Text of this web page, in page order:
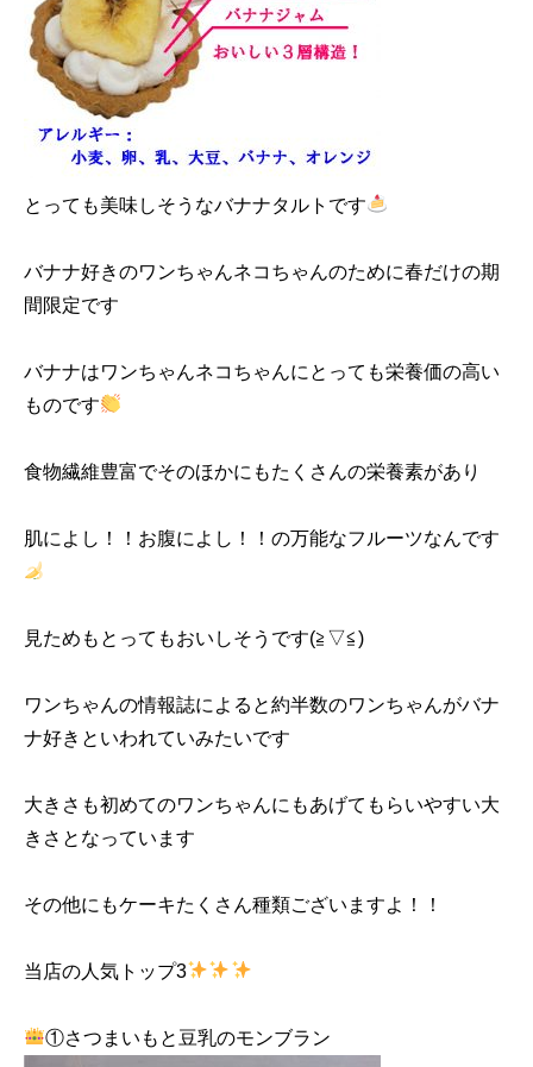
とっても美味しそうなバナナタルトです
バナナ好きのワンちゃんネコちゃんのために春だけの期
間限定です
バナナはワンちゃんネコちゃんにとっても栄養価の高い
ものです
食物繊維豊富でそのほかにもたくさんの栄養素があり
肌によし！！お腹によし！！の万能なフルーツなんです
見ためもとってもおいしそうです(≧▽≦)
ワンちゃんの情報誌によると約半数のワンちゃんがバナ
ナ好きといわれていみたいです
大きさも初めてのワンちゃんにもあげてもらいやすい大
きさとなっています
その他にもケーキたくさん種類ございますよ！！
当店の人気トップ3
①さつまいもと豆乳のモンブラン